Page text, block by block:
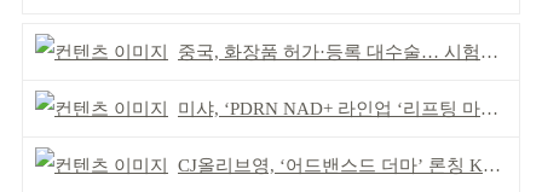
중국, 화장품 허가·등록 대수술… 시험자료 공용 허용
미샤, ‘PDRN NAD+ 라인업 ‘리프팅 마스크’ 출시
CJ올리브영, ‘어드밴스드 더마’ 론칭 K더마 육성 박차